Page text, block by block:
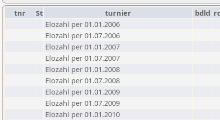
tnr St turnier bdld
Elozahl per 01.01.2006
Elozahl per 01.07.2006
Elozahl per 01.01.2007
Elozahl per 01.07.2007
Elozahl per 01.01.2008
Elozahl per 01.07.2008
Elozahl per 01.01.2009
Elozahl per 01.07.2009
Elozahl per 01.01.2010